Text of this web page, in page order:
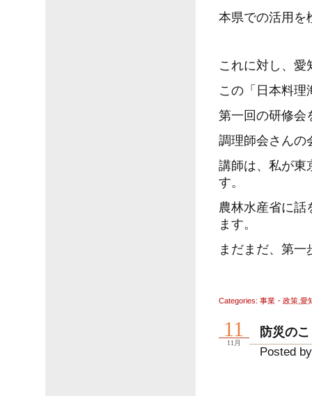
本県での活用を
これに対し、愛
この「日本料理
第一回の研修会
調理師会さんの
講師は、私が東
す。
農林水産省に話
ます。
まだまだ、第
Categories: 事業・政策, 愛
防災の
Posted
11
11月